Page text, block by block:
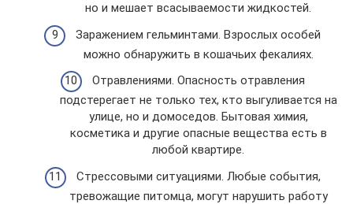
но и мешает всасываемости жидкостей.
Заражением гельминтами. Взрослых особей
можно обнаружить в кошачьих фекалиях.
Отравлениями. Опасность отравления
подстерегает не только тех, кто выгуливается на
улице, но и домоседов. Бытовая химия,
косметика и другие опасные вещества есть в
любой квартире.
Стрессовыми ситуациями. Любые события,
тревожащие питомца, могут нарушить работу